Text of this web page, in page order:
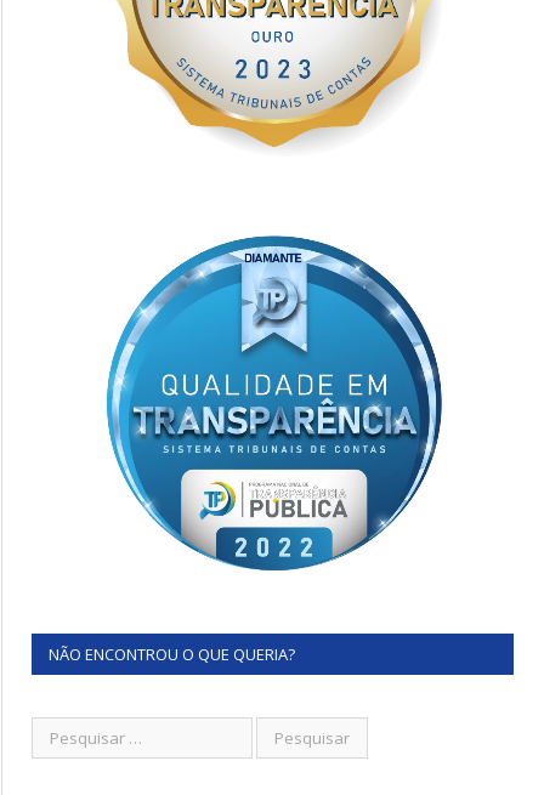
NÃO ENCONTROU O QUE QUERIA?